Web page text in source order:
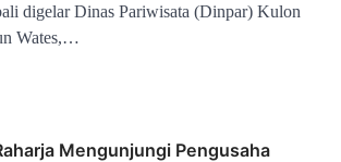
digelar Dinas Pariwisata (Dinpar) Kulon
Wates,…
Mengunjungi Pengusaha